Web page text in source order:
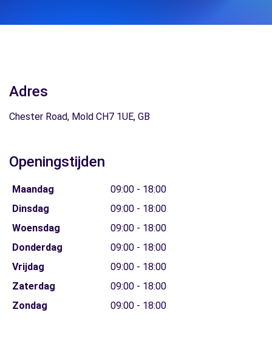
Adres
Chester Road, Mold CH7 1UE, GB
Openingstijden
Maandag
09:00 - 18:00
Dinsdag
09:00 - 18:00
Woensdag
09:00 - 18:00
Donderdag
09:00 - 18:00
Vrijdag
09:00 - 18:00
Zaterdag
09:00 - 18:00
Zondag
09:00 - 18:00